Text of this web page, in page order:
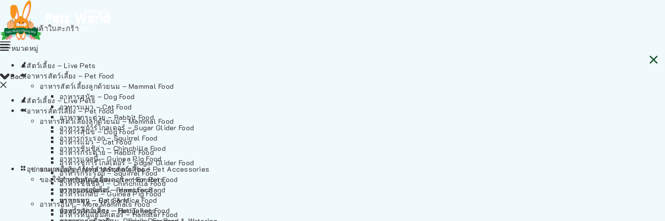
ไม่มีสินค้าในตะกร้า
Back
สัตว์เลี้ยง – Live Pets
อาหารสัตว์เลี้ยง – Pet Food
อาหารสัตว์เลี้ยงลูกด้วยนม – Mammal Food
อาหารสุนัข – Dog Food
อาหารแมว – Cat Food
อาหารกระต่าย – Rabbit Food
อาหารชูก้าร์ไกลเดอร์ – Sugar Glider Food
อาหารกระรอก – Squirrel Food
อาหารชินชิล่า – Chinchilla Food
อาหารแกสบี้ – Guinea Pig Food
อาหารอื่นๆ – More Mammals Food
อาหารหนูแฮมสเตอร์ – Hamster Food
หมวดหมู่
สัตว์เลี้ยง – Live Pets
อาหารสัตว์เลี้ยง – Pet Food
อาหารสัตว์เลี้ยงลูกด้วยนม – Mammal Food
อาหารสุนัข – Dog Food
อาหารแมว – Cat Food
อาหารกระต่าย – Rabbit Food
อาหารชูก้าร์ไกลเดอร์ – Sugar Glider Food
อาหารกระรอก – Squirrel Food
อาหารชินชิล่า – Chinchilla Food
อาหารแกสบี้ – Guinea Pig Food
อาหารอื่นๆ – More Mammals Food
อาหารหนูแฮมสเตอร์ – Hamster Food
อาหารเฟอร์เร็ต – Ferret Food
อาหารหนู – Rats & Mice Food
อาหารเม่นแคระ – Hedgehog Food
อุปกรณและผลิตภัณฑ์สำหรับสัตว์เลี้ยง – Pet Accessories
ของใช้สำหรับสัตว์เลี้ยง – Item For Pets
ทรายแฮมสเตอร์ – Hamster Sand
ทรายแมว – Cat Sand
ห้องน้ำสัตว์เลี้ยง – Pet Toilets